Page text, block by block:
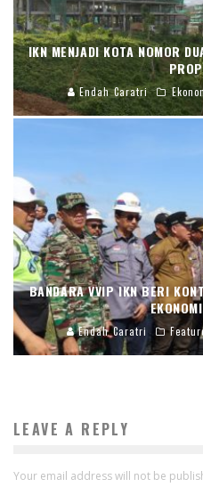
IKN MENJADI KOTA NOMOR
Endah Caratri
BANDARA VVIP IKN BERI
Endah Caratri
LEAVE A REPLY
Your email address will not be